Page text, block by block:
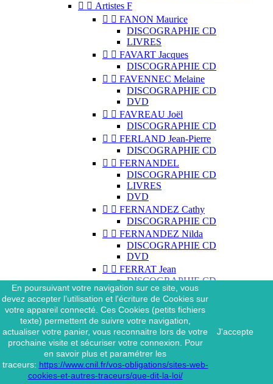
  Artistes F
  FANON Maurice
DISCOGRAPHIE CD
LIVRES
  FAVART Jacques
DISCOGRAPHIE CD
  FAVENNEC Melaine
DISCOGRAPHIE CD
DVD
  FAVREAU Joël
DISCOGRAPHIE CD
  FERLAND Jean-Pierre
DISCOGRAPHIE CD
  FERNANDEL
DISCOGRAPHIE CD
LIVRES
DVD
  FERNANDEZ Cathy
DISCOGRAPHIE CD
  FERNANDEZ Nilda
DISCOGRAPHIE CD
DVD
  FERRAT Jean
DISCOGRAPHIE CD
DISCOGRAPHIE 45 TOURS
DISCOGRAPHIE 33 TOURS
DVD
MAGAZINE
  FERRAT Jean & SES
INTERPRÈTES
DISCOGRAPHIE CD
  FERRÉ Léo
En poursuivant votre navigation sur ce site, vous
devez accepter l’utilisation et l'écriture de Cookies sur
votre appareil connecté. Ces Cookies (petits fichiers
texte) permettent de suivre votre navigation,
actualiser votre panier, vous reconnaitre lors de votre
prochaine visite et sécuriser votre connexion. Pour
en savoir plus et paramétrer les
traceurs: https://www.cnil.fr/vos-obligations/sites-web-
cookies-et-autres-traceurs/que-dit-la-loi/
J'accepte